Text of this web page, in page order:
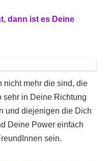
dann ist es Deine
nicht mehr die sind, die
sehr in Deine Richtung
und diejenigen die Dich
Deine Power einfach
sein.